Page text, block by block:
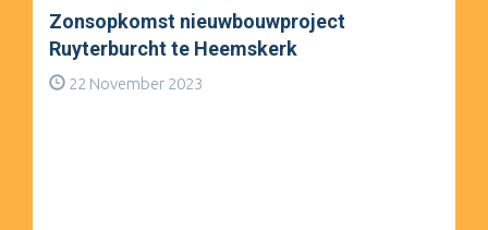
Zonsopkomst nieuwbouwproject
Ruyterburcht te Heemskerk
22 November 2023